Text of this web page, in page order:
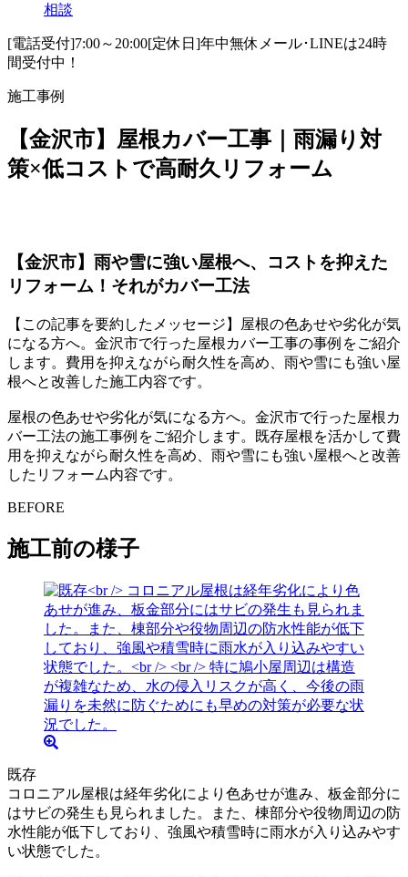
相談
[電話受付]7:00～20:00[定休日]年中無休 メール･LINEは24時
間受付中！
施工事例
【金沢市】屋根カバー工事｜雨漏り対
策×低コストで高耐久リフォーム
【金沢市】雨や雪に強い屋根へ、コストを抑えた
リフォーム！それがカバー工法
【この記事を要約したメッセージ】屋根の色あせや劣化が気
になる方へ。金沢市で行った屋根カバー工事の事例をご紹介
します。費用を抑えながら耐久性を高め、雨や雪にも強い屋
根へと改善した施工内容です。
屋根の色あせや劣化が気になる方へ。金沢市で行った屋根カ
バー工法の施工事例をご紹介します。既存屋根を活かして費
用を抑えながら耐久性を高め、雨や雪にも強い屋根へと改善
したリフォーム内容です。
BEFORE
施工前の様子
既存
コロニアル屋根は経年劣化により色あせが進み、板金部分に
はサビの発生も見られました。また、棟部分や役物周辺の防
水性能が低下しており、強風や積雪時に雨水が入り込みやす
い状態でした。